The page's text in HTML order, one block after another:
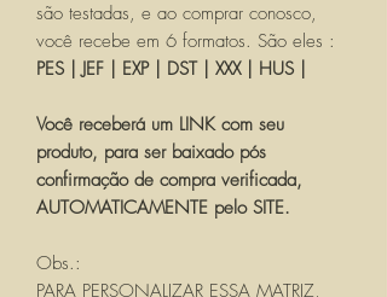
são testadas, e ao comprar conosco,
você recebe em 6 formatos. São eles :
PES | JEF | EXP | DST | XXX | HUS |
Você receberá um LINK com seu
produto, para ser baixado pós
confirmação de compra verificada,
AUTOMATICAMENTE pelo SITE.
Obs.:
PARA PERSONALIZAR ESSA MATRIZ,